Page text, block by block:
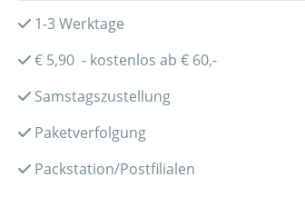
1-3 Werktage
€ 5,90 - kostenlos ab € 60,-
Samstagszustellung
Paketverfolgung
Packstation/Postfilialen